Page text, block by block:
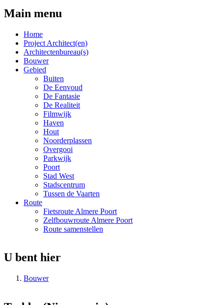
Main menu
Home
Project Architect(en)
Architectenbureau(s)
Bouwer
Gebied
Buiten
De Eenvoud
De Fantasie
De Realiteit
Filmwijk
Haven
Hout
Noorderplassen
Overgooi
Parkwijk
Poort
Stad West
Stadscentrum
Tussen de Vaarten
Route
Fietsroute Almere Poort
Zelfbouwroute Almere Poort
Route samenstellen
U bent hier
Bouwer